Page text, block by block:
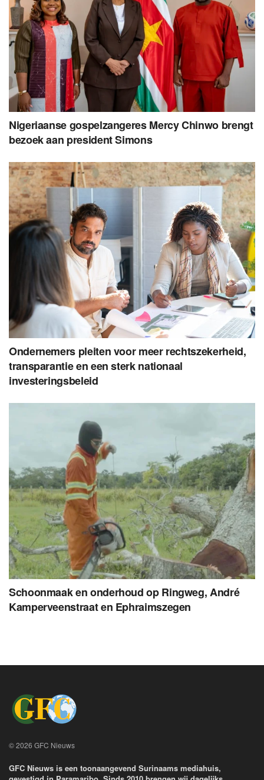
Nigeriaanse gospelzangeres Mercy Chinwo brengt
bezoek aan president Simons
Ondernemers pleiten voor meer rechtszekerheid,
transparantie en een sterk nationaal
investeringsbeleid
Schoonmaak en onderhoud op Ringweg, André
Kamperveenstraat en Ephraimszegen
© 2026 GFC Nieuws
GFC Nieuws is een toonaangevend Surinaams mediahuis,